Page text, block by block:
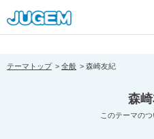
[pear_error: message="Success"
prefix="" info=""]
テーマトップ 全般 森崎友紀
森
このテーマの